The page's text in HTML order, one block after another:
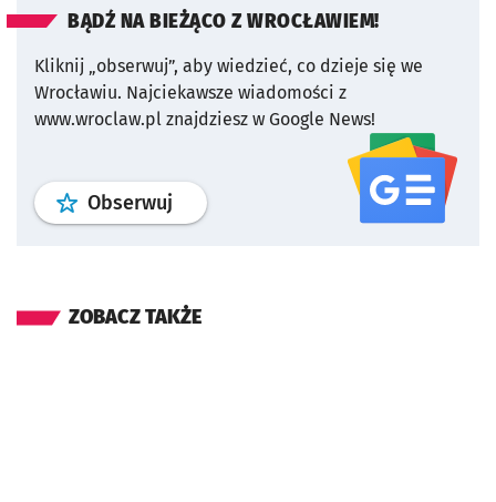
BĄDŹ NA BIEŻĄCO Z WROCŁAWIEM!
Kliknij „obserwuj”, aby wiedzieć, co dzieje się we
Wrocławiu. Najciekawsze wiadomości z
www.wroclaw.pl znajdziesz w Google News!
Obserwuj profil serwisu
ZOBACZ TAKŻE